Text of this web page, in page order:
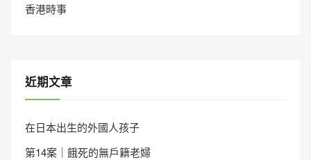
香港時事
近期文章
在日本出生的外國人孩子
第14案｜餓死的無戶籍老婦